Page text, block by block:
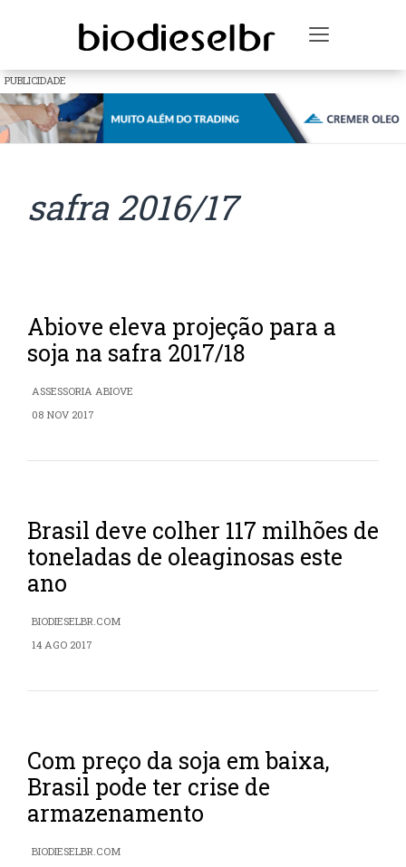
Toggle
PUBLICIDADE
safra 2016/17
Abiove eleva projeção para a
soja na safra 2017/18
ASSESSORIA ABIOVE
08 NOV 2017
Brasil deve colher 117 milhões de
toneladas de oleaginosas este
ano
BIODIESELBR.COM
14 AGO 2017
Com preço da soja em baixa,
Brasil pode ter crise de
armazenamento
BIODIESELBR.COM